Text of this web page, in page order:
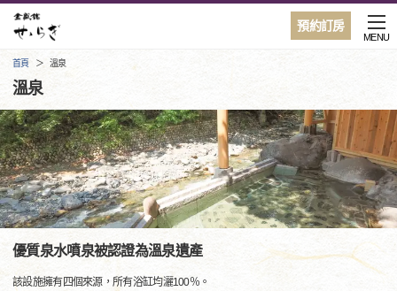
預約訂房
MENU
首頁 溫泉
溫泉
優質泉水噴泉被認證為溫泉遺產
該設施擁有四個來源，所有浴缸均灑100％。